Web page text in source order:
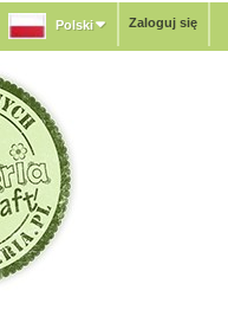
Zaloguj się
Polski